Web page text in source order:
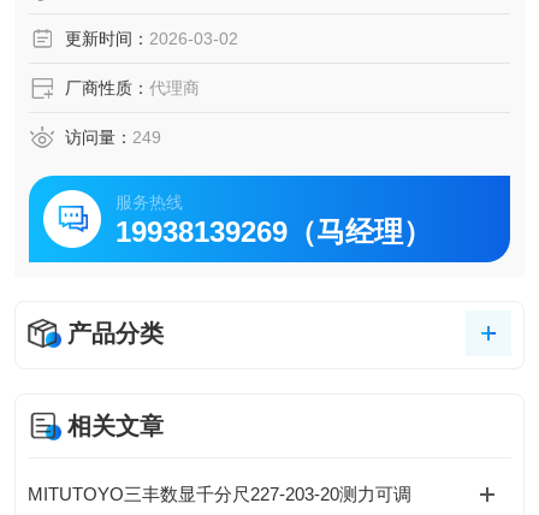
更新时间： 2026-03-02
厂商性质： 代理商
访问量： 249
服务热线
19938139269（马经理）
产品分类
相关文章
MITUTOYO三丰数显千分尺227-203-20测力可调